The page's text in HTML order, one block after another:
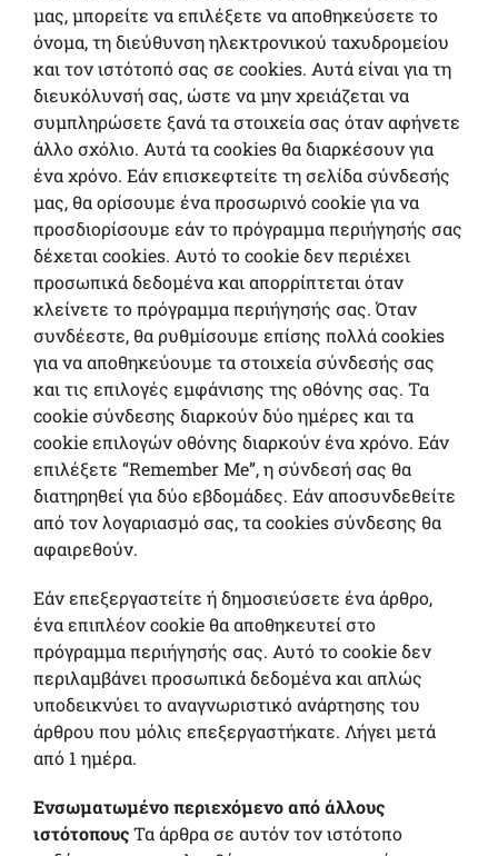
μας, μπορείτε να επιλέξετε να αποθηκεύσετε το
όνομα, τη διεύθυνση ηλεκτρονικού ταχυδρομείου
και τον ιστότοπό σας σε cookies. Αυτά είναι για τη
διευκόλυνσή σας, ώστε να μην χρειάζεται να
συμπληρώσετε ξανά τα στοιχεία σας όταν αφήνετε
άλλο σχόλιο. Αυτά τα cookies θα διαρκέσουν για
ένα χρόνο. Εάν επισκεφτείτε τη σελίδα σύνδεσής
μας, θα ορίσουμε ένα προσωρινό cookie για να
προσδιορίσουμε εάν το πρόγραμμα περιήγησής σας
δέχεται cookies. Αυτό το cookie δεν περιέχει
προσωπικά δεδομένα και απορρίπτεται όταν
κλείνετε το πρόγραμμα περιήγησής σας. Όταν
συνδέεστε, θα ρυθμίσουμε επίσης πολλά cookies
για να αποθηκεύουμε τα στοιχεία σύνδεσής σας
και τις επιλογές εμφάνισης της οθόνης σας. Τα
cookie σύνδεσης διαρκούν δύο ημέρες και τα
cookie επιλογών οθόνης διαρκούν ένα χρόνο. Εάν
επιλέξετε “Remember Me”, η σύνδεσή σας θα
διατηρηθεί για δύο εβδομάδες. Εάν αποσυνδεθείτε
από τον λογαριασμό σας, τα cookies σύνδεσης θα
αφαιρεθούν.
Εάν επεξεργαστείτε ή δημοσιεύσετε ένα άρθρο,
ένα επιπλέον cookie θα αποθηκευτεί στο
πρόγραμμα περιήγησής σας. Αυτό το cookie δεν
περιλαμβάνει προσωπικά δεδομένα και απλώς
υποδεικνύει το αναγνωριστικό ανάρτησης του
άρθρου που μόλις επεξεργαστήκατε. Λήγει μετά
από 1 ημέρα.
Ενσωματωμένο περιεχόμενο από άλλους
ιστότοπουςΤα άρθρα σε αυτόν τον ιστότοπο